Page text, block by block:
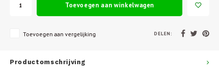
Toevoegen aan winkelwagen
Toevoegen aan vergelijking DELEN:
Productomschrijving